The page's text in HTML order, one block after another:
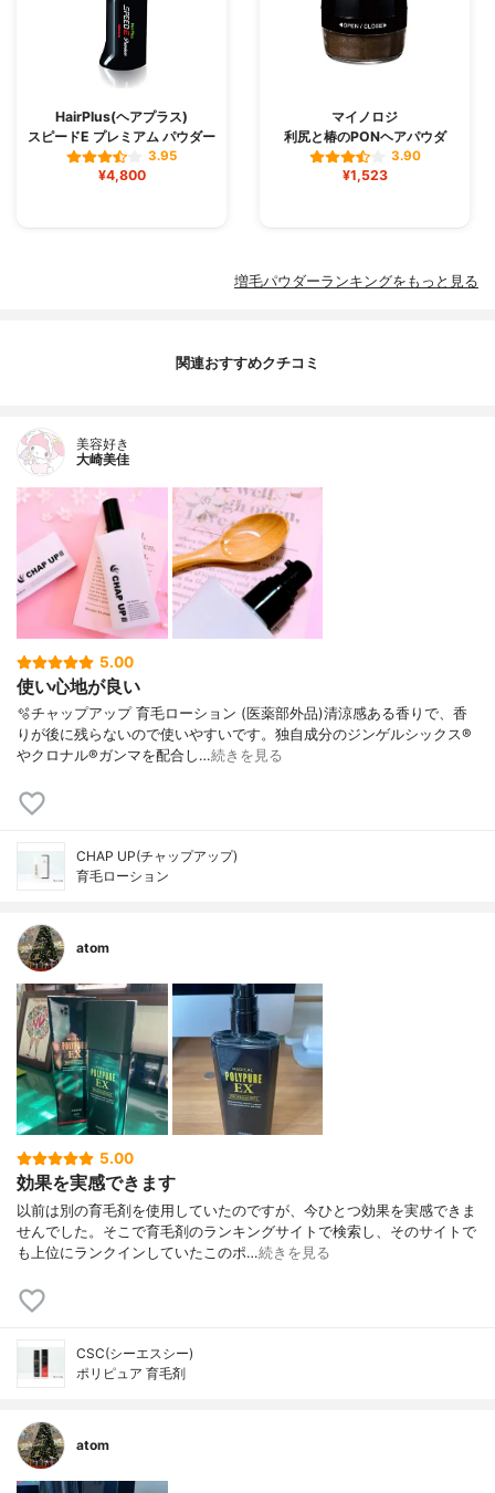
HairPlus(ヘアプラス)
スピードE プレミアム パウダー
3.95
¥4,800
マイノロジ
利尻と椿のPONヘアパウダ
3.90
¥1,523
増毛パウダーランキングをもっと見る
関連おすすめクチコミ
美容好き
大崎美佳
5.00
使い心地が良い
🫧チャップアップ 育毛ローション (医薬部外品)清涼感ある香りで、香
りが後に残らないので使いやすいです。独自成分のジンゲルシックス®
やクロナル®ガンマを配合し…続きを見る
CHAP UP(チャップアップ)
育毛ローション
atom
5.00
効果を実感できます
以前は別の育毛剤を使用していたのですが、今ひとつ効果を実感できま
せんでした。そこで育毛剤のランキングサイトで検索し、そのサイトで
も上位にランクインしていたこのポ…続きを見る
CSC(シーエスシー)
ポリピュア 育毛剤
atom